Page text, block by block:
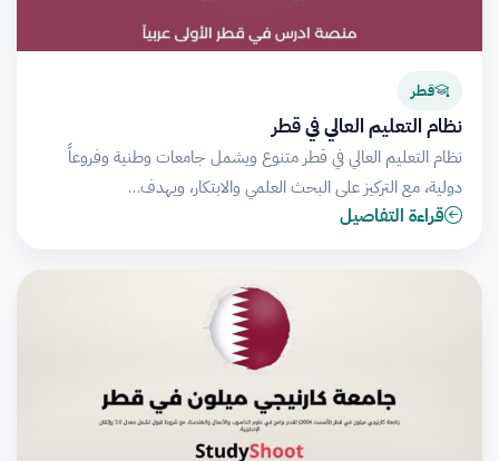
قطر
نظام التعليم العالي في قطر
نظام التعليم العالي في قطر متنوع ويشمل جامعات وطنية وفروعاً
دولية، مع التركيز على البحث العلمي والابتكار، ويهدف…
قراءة التفاصيل